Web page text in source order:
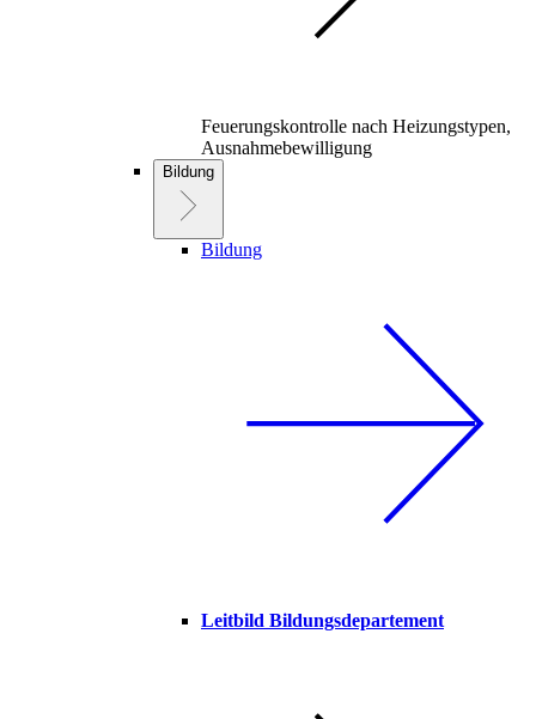
Feuerungskontrolle nach Heizungstypen,
Ausnahmebewilligung
Bildung
Bildung
Leitbild Bildungsdepartement